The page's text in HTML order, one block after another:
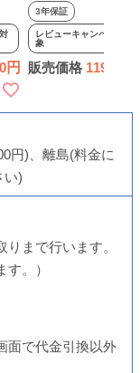
ー
スト タンス 日本製
天然木 たんす フォ
ースター シンプル
ナチュラル 丈夫 木
ビッグモリーズ
3年保証
レビューキャンペーン対
象
販売価格 119,900
円)、離島(料金に
い)
まで行います。
。）
面で代金引換以外